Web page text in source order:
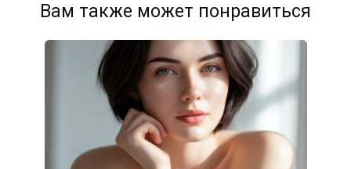
Вам также может понравиться